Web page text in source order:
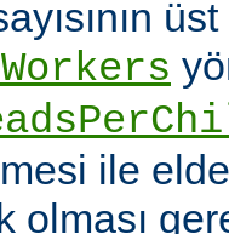
üst
ile
olması